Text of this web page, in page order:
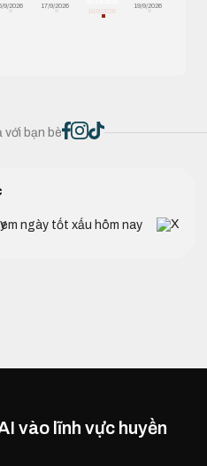
9/2026
17/9/2026
18/9/2026
19/9/2026
với bạn bè
ngày tốt xấu hôm nay
vào lĩnh vực huyền